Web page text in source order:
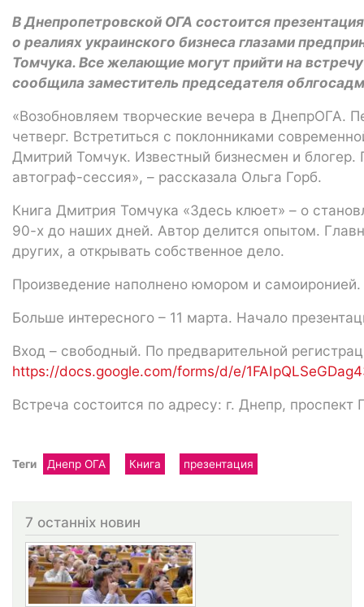
В Днепропетровской ОГА состоится
о реалиях украинского бизнеса глазами
Томчука. Все желающие могут прийти на
сообщила заместитель председателя
«Возобновляем творческие вечера в ДнепрОГА.
четверг. Встретиться с поклонниками
Дмитрий Томчук. Известный бизнесмен и блогер.
автограф-сессия», – рассказала Ольга Горб.
Книга Дмитрия Томчука «Здесь клюет» – о
90-х до наших дней. Автор делится опытом.
других, а открывать собственное дело.
Произведение наполнено юмором и самоиронией.
Больше интересного – 11 марта. Начало
Вход – свободный. По предварительной
https://docs.google.com/forms/d/e/
Встреча состоится по адресу: г. Днепр,
Теги Днепр ОГА Книга презентация
7 останніх новин